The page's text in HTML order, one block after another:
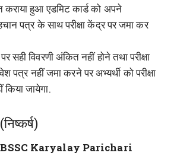
कराया हुआ एडमिट कार्ड को अपने
पत्र के साथ परीक्षा केंद्र पर जमा कर
सही विवरणी अंकित नहीं होने तथा परीक्षा
पत्र नहीं जमा करने पर अभ्यर्थी को परीक्षा
किया जायेगा.
BSSC Karyalay Parichari